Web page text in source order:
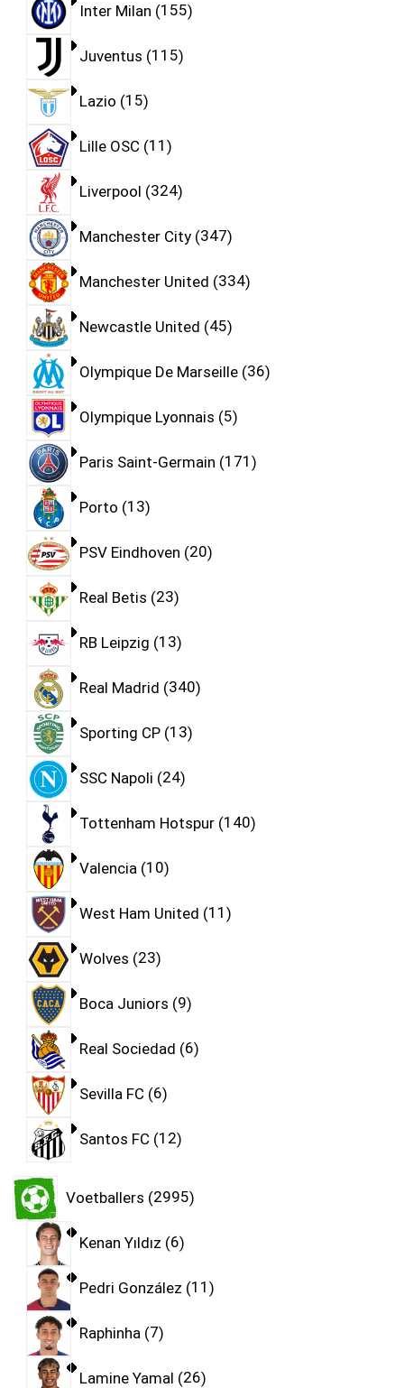
Inter Milan 155
Juventus 115
Lazio 15
Lille OSC 11
Liverpool 324
Manchester City 347
Manchester United 334
Newcastle United 45
Olympique De Marseille 36
Olympique Lyonnais 5
Paris Saint-Germain 171
Porto 13
PSV Eindhoven 20
Real Betis 23
RB Leipzig 13
Real Madrid 340
Sporting CP 13
SSC Napoli 24
Tottenham Hotspur 140
Valencia 10
West Ham United 11
Wolves 23
Boca Juniors 9
Real Sociedad 6
Sevilla FC 6
Santos FC 12
Voetballers 2995
Kenan Yıldız 6
Pedri González 11
Raphinha 7
Lamine Yamal 26